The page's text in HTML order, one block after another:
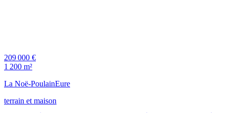
209 000 €
1 200 m²
La Noë-PoulainEure
terrain et maison